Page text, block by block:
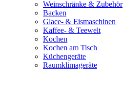
Weinschränke & Zubehör
Backen
Glace- & Eismaschinen
Kaffee- & Teewelt
Kochen
Kochen am Tisch
Küchengeräte
Raumklimageräte